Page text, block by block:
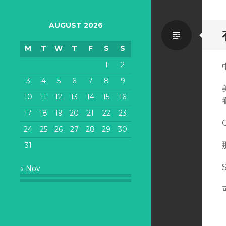
AUGUST 2026
M T W T F S
S
1
2
3
4 5 6 7 8
9
10
11 12 13 14 15
16
17
18 19 20 21 22
23
24
25 26 27 28 29
30
31
« Nov